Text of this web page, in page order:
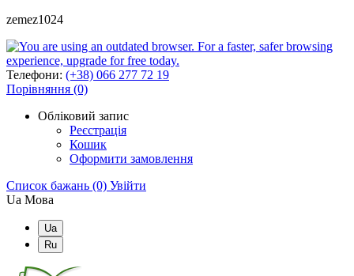
zemez1024
Телефони: (+38) 066 277 72 19
Порівняння (0)
Обліковий запис
Реєстрація
Кошик
Оформити замовлення
Список бажань (0) Увійти
Ua Мова
Ua
Ru